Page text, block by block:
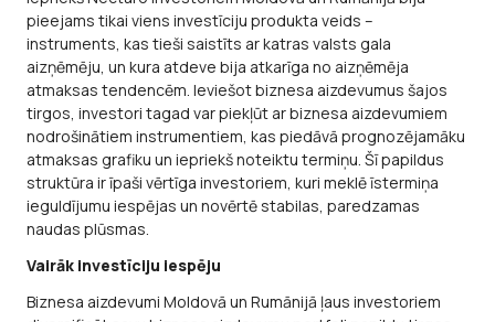
pieejams tikai viens investīciju produkta veids –
instruments, kas tieši saistīts ar katras valsts gala
aizņēmēju, un kura atdeve bija atkarīga no aizņēmēja
atmaksas tendencēm. Ieviešot biznesa aizdevumus šajos
tirgos, investori tagad var piekļūt ar biznesa aizdevumiem
nodrošinātiem instrumentiem, kas piedāvā prognozējamāku
atmaksas grafiku un iepriekš noteiktu termiņu. Šī papildus
struktūra ir īpaši vērtīga investoriem, kuri meklē īstermiņa
ieguldījumu iespējas un novērtē stabilas, paredzamas
naudas plūsmas.
Vairāk investīciju iespēju
Biznesa aizdevumi Moldovā un Rumānijā ļaus investoriem